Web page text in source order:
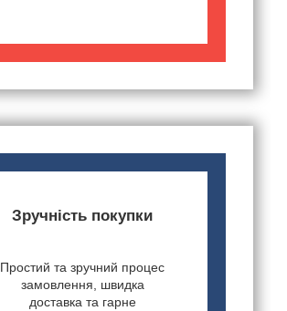
Зручність покупки
Простий та зручний процес
замовлення, швидка
доставка та гарне